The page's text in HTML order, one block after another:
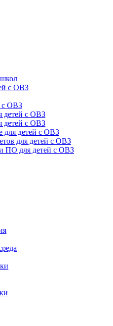
с ОВЗ
с ОВЗ
детей с ОВЗ
детей с ОВЗ
для детей с ОВЗ
для детей с ОВЗ
ПО для детей с ОВЗ